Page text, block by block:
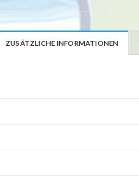
ZUSÄTZLICHE INFORMATIONEN